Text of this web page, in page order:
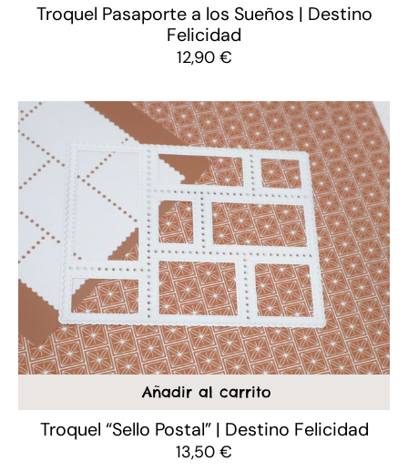
Troquel Pasaporte a los Sueños | Destino
Felicidad
12,90 €
Añadir al carrito
Troquel “Sello Postal” | Destino Felicidad
13,50 €